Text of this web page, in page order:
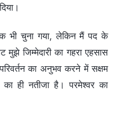
भी चुना गया, लेकिन मैं पद के
जिम्मेदारी का गहरा एहसास
का अनुभव करने में सक्षम
ही नतीजा है। परमेश्वर का